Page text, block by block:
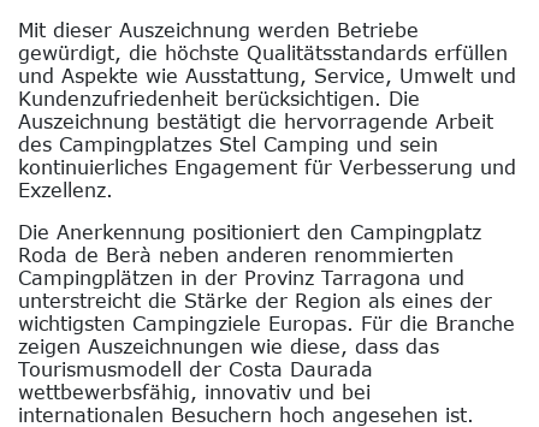
Mit dieser Auszeichnung werden Betriebe
gewürdigt, die höchste Qualitätsstandards erfüllen
und Aspekte wie Ausstattung, Service, Umwelt und
Kundenzufriedenheit berücksichtigen. Die
Auszeichnung bestätigt die hervorragende Arbeit
des Campingplatzes Stel Camping und sein
kontinuierliches Engagement für Verbesserung und
Exzellenz.
Die Anerkennung positioniert den Campingplatz
Roda de Berà neben anderen renommierten
Campingplätzen in der Provinz Tarragona und
unterstreicht die Stärke der Region als eines der
wichtigsten Campingziele Europas. Für die Branche
zeigen Auszeichnungen wie diese, dass das
Tourismusmodell der Costa Daurada
wettbewerbsfähig, innovativ und bei
internationalen Besuchern hoch angesehen ist.